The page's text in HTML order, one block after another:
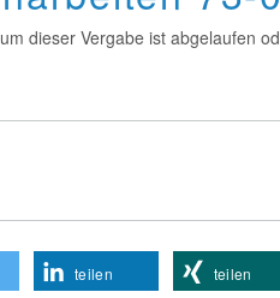
dieser Vergabe ist abgelaufen
teilen teilen